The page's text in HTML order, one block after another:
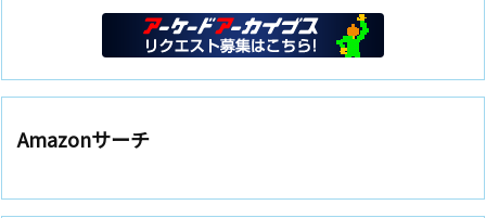
Amazonサーチ